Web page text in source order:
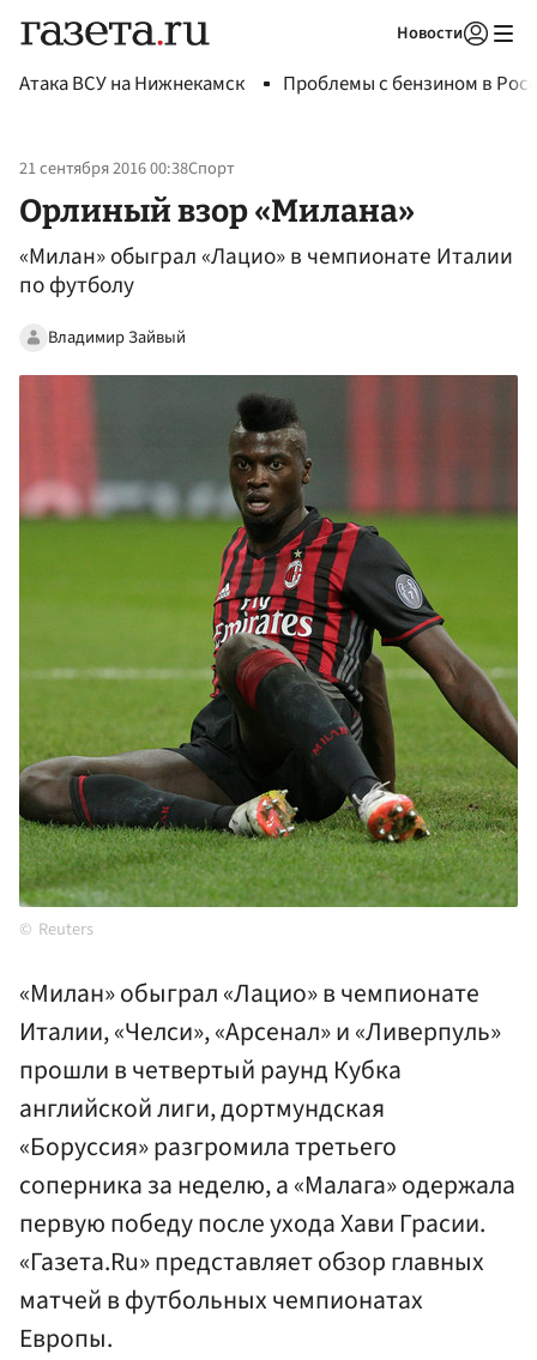
Новости
Атака ВСУ на Нижнекамск Проблемы с бензином в
21 сентября 2016 00:38Спорт
Орлиный взор «Милана»
«Милан» обыграл «Лацио» в чемпионате Италии
по футболу
Владимир Зайвый
Reuters
«Милан» обыграл «Лацио» в чемпионате
Италии, «Челси», «Арсенал» и «Ливерпуль»
прошли в четвертый раунд Кубка
английской лиги, дортмундская
«Боруссия» разгромила третьего
соперника за неделю, а «Малага» одержала
первую победу после ухода Хави Грасии.
«Газета.Ru» представляет обзор главных
матчей в футбольных чемпионатах
Европы.